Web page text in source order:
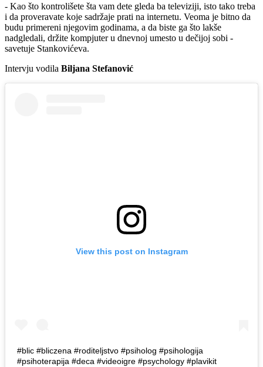
- Kao što kontrolišete šta vam dete gleda ba televiziji, isto tako treba
i da proveravate koje sadržaje prati na internetu. Veoma je bitno da
budu primereni njegovim godinama, a da biste ga što lakše
nadgledali, držite kompjuter u dnevnoj umesto u dečijoj sobi -
savetuje Stankovićeva.
Intervju vodila Biljana Stefanović
View this post on Instagram
#blic #bliczena #roditeljstvo #psiholog #psihologija
#psihoterapija #deca #videoigre #psychology #plavikit